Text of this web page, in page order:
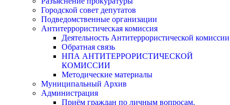
Городской совет депутатов
Подведомственные организации
Антитеррористическая комиссия
Деятельность Антитеррористической комиссии
Обратная связь
НПА АНТИТЕРРОРИСТИЧЕСКОЙ
КОМИССИИ
Методические материалы
Муниципальный Архив
Администрация
Приём граждан по личным вопросам.